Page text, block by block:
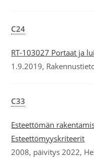
C24
RT-103027 Portaat ja
1.9.2019,
C33
Esteettömän
Esteettömyyskriteerit
2008, päivitys 2022,